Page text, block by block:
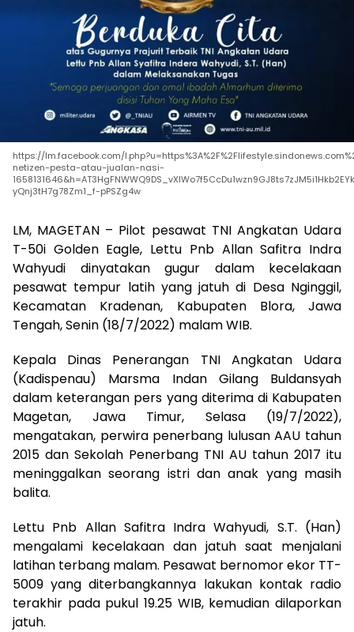
https://lm.facebook.com/
netizen-pesta-atau-jualan-nasi-
yQnj3tH7g78Zm1_f-pPSZg4w
LM, MAGETAN – Pilot pesawat TNI Angkatan Udara
T-50i Golden Eagle, Lettu Pnb Allan Safitra Indra
Wahyudi dinyatakan gugur dalam kecelakaan
pesawat tempur latih yang jatuh di Desa Nginggil,
Kecamatan Kradenan, Kabupaten Blora, Jawa
Tengah, Senin (18/7/2022) malam WIB.
Kepala Dinas Penerangan TNI Angkatan Udara
(Kadispenau) Marsma Indan Gilang Buldansyah
dalam keterangan pers yang diterima di Kabupaten
Magetan, Jawa Timur, Selasa (19/7/2022),
mengatakan, perwira penerbang lulusan AAU tahun
2015 dan Sekolah Penerbang TNI AU tahun 2017 itu
meninggalkan seorang istri dan anak yang masih
balita.
Lettu Pnb Allan Safitra Indra Wahyudi, S.T. (Han)
mengalami kecelakaan dan jatuh saat menjalani
latihan terbang malam. Pesawat bernomor ekor TT-
5009 yang diterbangkannya lakukan kontak radio
terakhir pada pukul 19.25 WIB, kemudian dilaporkan
jatuh.